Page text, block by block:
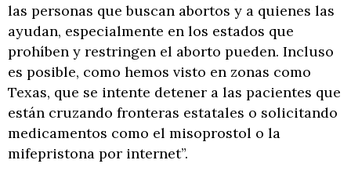
las personas que buscan abortos y a quienes las
ayudan, especialmente en los estados que
prohíben y restringen el aborto pueden. Incluso
es posible, como hemos visto en zonas como
Texas, que se intente detener a las pacientes que
están cruzando fronteras estatales o solicitando
medicamentos como el misoprostol o la
mifepristona por internet”.